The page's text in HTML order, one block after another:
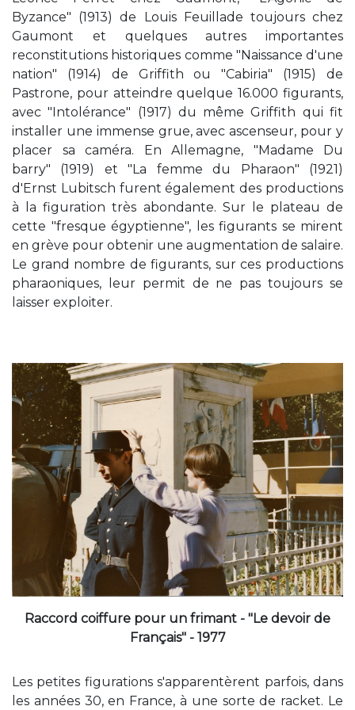
Byzance" (1913) de Louis Feuillade toujours chez
Gaumont et quelques autres importantes
reconstitutions historiques comme "Naissance d'une
nation" (1914) de Griffith ou "Cabiria" (1915) de
Pastrone, pour atteindre quelque 16.000 figurants,
avec "Intolérance" (1917) du même Griffith qui fit
installer une immense grue, avec ascenseur, pour y
placer sa caméra. En Allemagne, "Madame Du
barry" (1919) et "La femme du Pharaon" (1921)
d'Ernst Lubitsch furent également des productions
à la figuration très abondante. Sur le plateau de
cette "fresque égyptienne", les figurants se mirent
en grève pour obtenir une augmentation de salaire.
Le grand nombre de figurants, sur ces productions
pharaoniques, leur permit de ne pas toujours se
laisser exploiter.
Raccord coiffure pour un frimant - "Le devoir de
Français" - 1977
Les petites figurations s'apparentèrent parfois, dans
les années 30, en France, à une sorte de racket. Le